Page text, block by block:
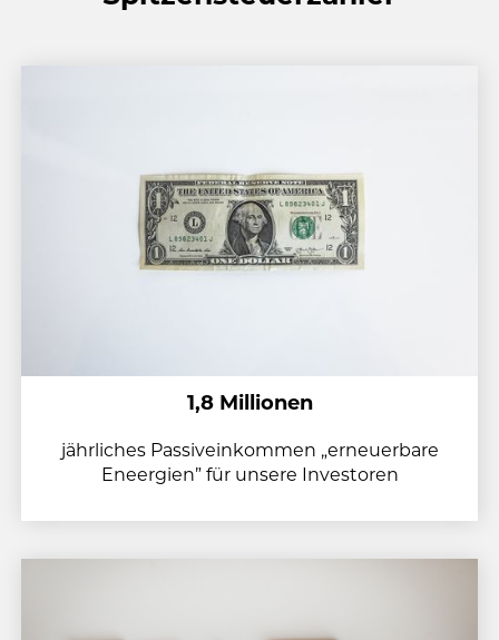
1,8 Millionen
jährliches Passiveinkommen „erneuerbare
Eneergien” für unsere Investoren